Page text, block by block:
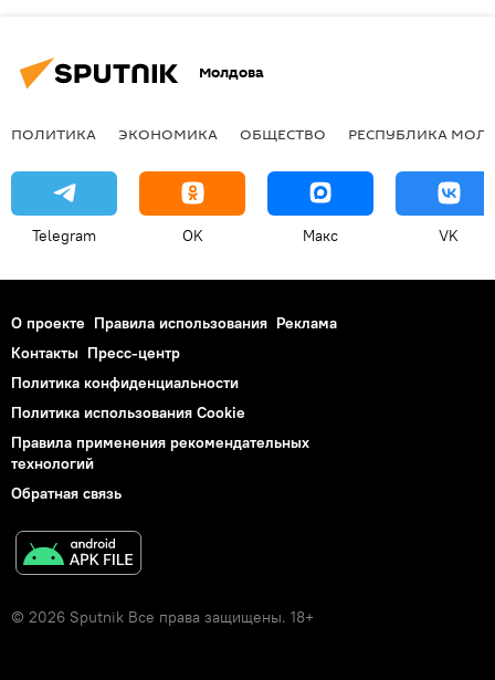
Молдова
ПОЛИТИКА ЭКОНОМИКА ОБЩЕСТВО РЕСПУБЛИКА
Telegram OK Макс VK
О проекте Правила использования Реклама
Контакты Пресс-центр
Политика конфиденциальности
Политика использования Cookie
Правила применения рекомендательных
технологий
Обратная связь
© 2026 Sputnik Все права защищены. 18+